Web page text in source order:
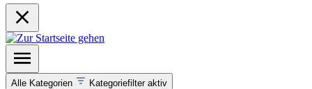
Alle Kategorien Kategoriefilter aktiv